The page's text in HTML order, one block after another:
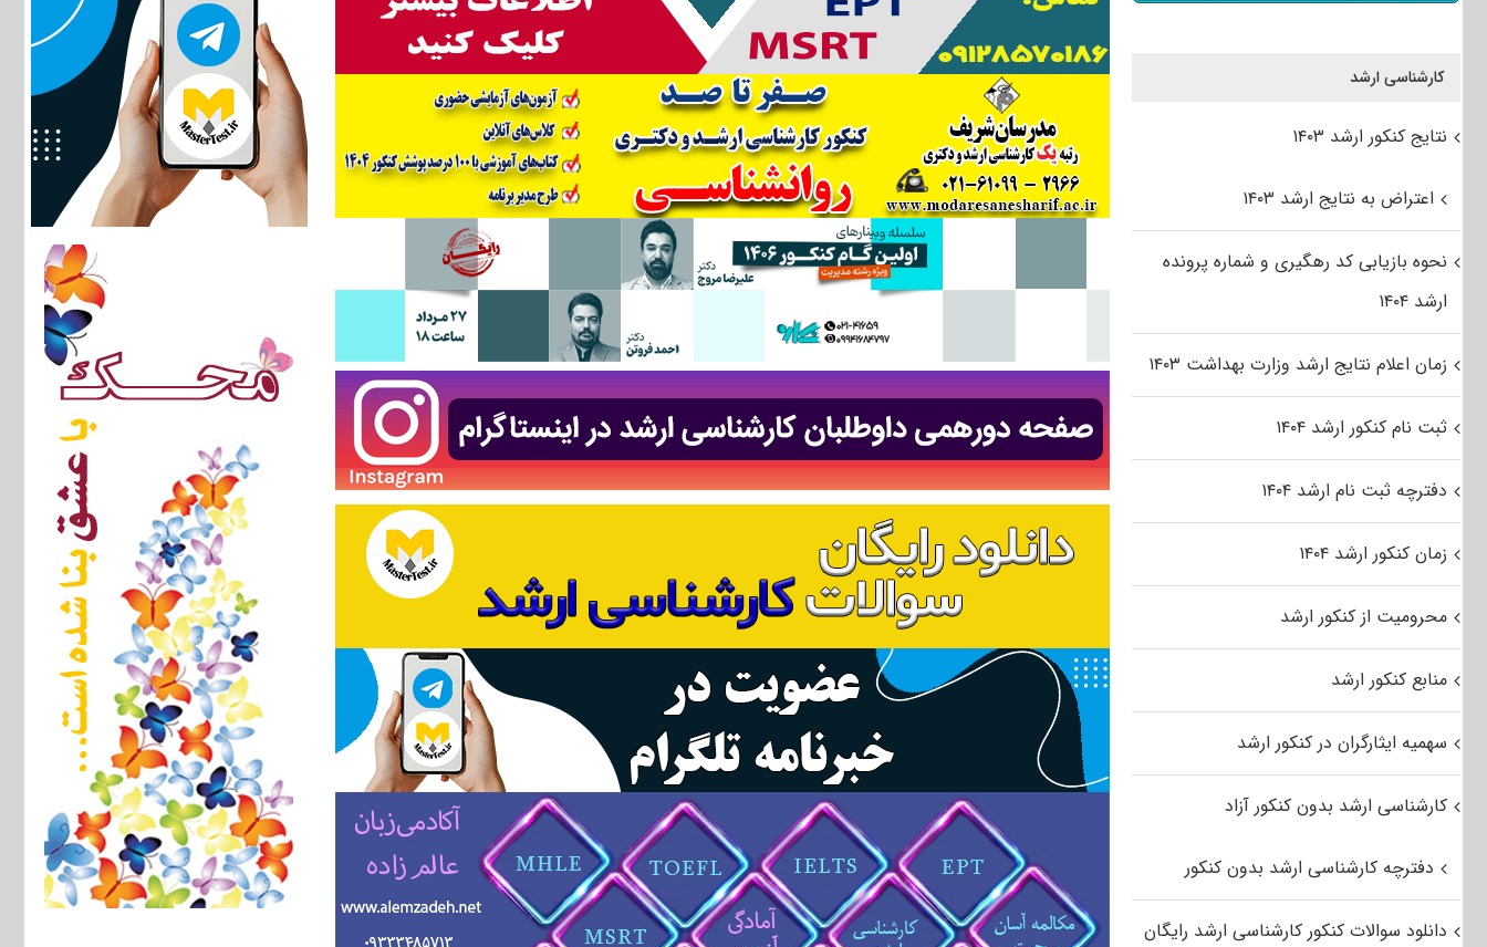
کارشناسی ارشد
نتایج کنکور ارشد ۱۴۰۳
اعتراض به نتایج ارشد ۱۴۰۳
نحوه بازیابی کد رهگیری و شماره پرونده
ارشد ۱۴۰۴
زمان اعلام نتایج ارشد وزارت بهداشت ۱۴۰۳
ثبت نام کنکور ارشد ۱۴۰۴
دفترچه ثبت نام ارشد ۱۴۰۴
زمان کنکور ارشد ۱۴۰۴
محرومیت از کنکور ارشد
منابع کنکور ارشد
سهمیه ایثارگران در کنکور ارشد
کارشناسی ارشد بدون کنکور آزاد
دفترچه کارشناسی ارشد بدون کنکور
دانلود سوالات کنکور کارشناسی ارشد رایگان